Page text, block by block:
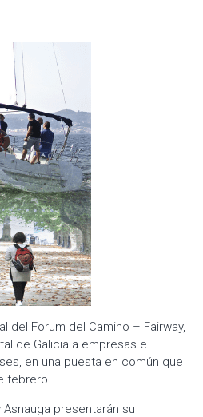
del Forum del Camino – Fairway,
de Galicia a empresas e
en una puesta en común que
febrero.
presentarán su